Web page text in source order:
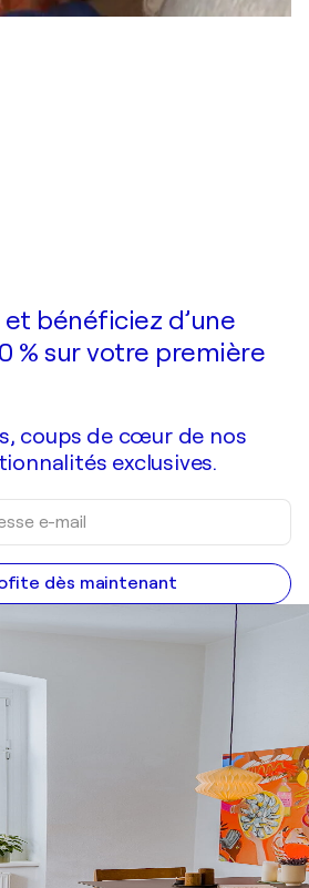
bénéficiez d’une
% sur votre première
coups de cœur de nos
exclusives.
dès maintenant